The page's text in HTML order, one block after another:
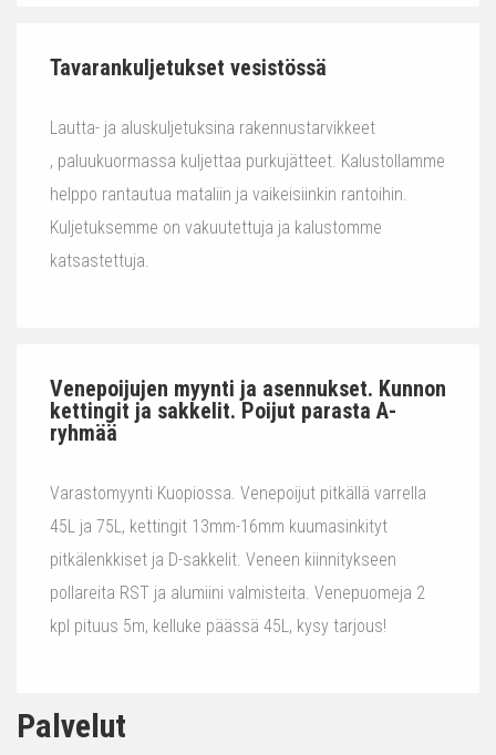
Tavarankuljetukset vesistössä
Lautta- ja aluskuljetuksina rakennustarvikkeet
, paluukuormassa kuljettaa purkujätteet. Kalustollamme
helppo rantautua mataliin ja vaikeisiinkin rantoihin.
Kuljetuksemme on vakuutettuja ja kalustomme
katsastettuja.
Venepoijujen myynti ja asennukset. Kunnon
kettingit ja sakkelit. Poijut parasta A-
ryhmää
Varastomyynti Kuopiossa. Venepoijut pitkällä varrella
45L ja 75L, kettingit 13mm-16mm kuumasinkityt
pitkälenkkiset ja D-sakkelit. Veneen kiinnitykseen
pollareita RST ja alumiini valmisteita. Venepuomeja 2
kpl pituus 5m, kelluke päässä 45L, kysy tarjous!
Palvelut